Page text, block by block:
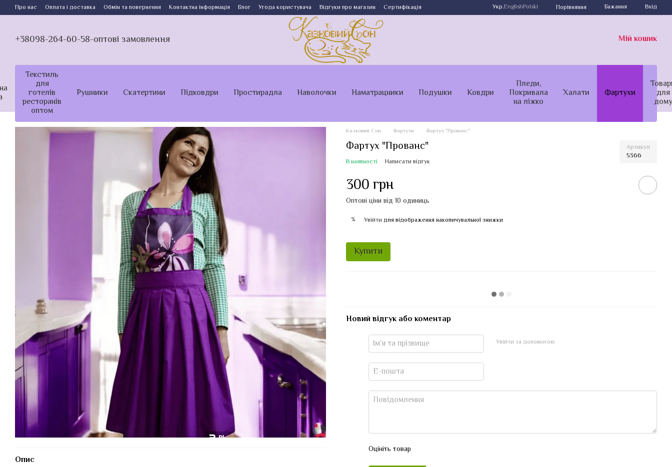
Перейти до основного контенту
Про нас Оплата і доставка Обмін та повернення Контактна інформація Блог Угода користувача Відгуки про магазин Сертифікація Укр.EnglishPolski Порівняння Бажання Вхід
+38098-264-60-58-оптові замовлення Мій кошик
Текстиль
для
готелів
ресторанів
оптом
Рушники Скатертини Підковдри Простирадла Наволочки Наматрацники Подушки Ковдри
Пледи,
Покривала
на ліжко
Халати Фартухи для
дому
Опис
Казковий Сон Фартухи Фартух "Прованс"
Фартух "Прованс" Артикул
5366
В наявності Написати відгук
300 грн
Оптові ціни від 10 одиниць
% Увійти для відображення накопичувальної знижки
Купити
Новий відгук або коментар
Увійти за допомогою
Оцініть товар